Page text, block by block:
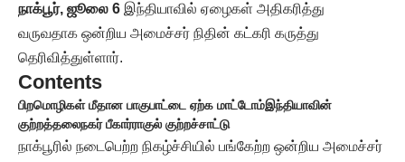
நாக்பூர், ஜூலை 6 இந்தியாவில் ஏழைகள் அதிகரித்து
வருவதாக ஒன்றிய அமைச்சர் நிதின் கட்கரி கருத்து
தெரிவித்துள்ளார்.
Contents
பிறமொழிகள் மீதான பாகுபாட்டை ஏற்க மாட்டோம்இந்தியாவின்
குற்றத்தலைநகர் பீகார்ராகுல் குற்றச்சாட்டு
நாக்பூரில் நடைபெற்ற நிகழ்ச்சியில் பங்கேற்ற ஒன்றிய அமைச்சர்